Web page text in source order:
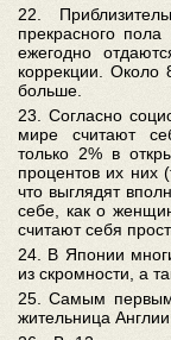
22.
прекрасного
ежегодно
коррекции. Около
больше.
23. Согласно
мире считают
только 2% в
процентов их них
что выглядят
себе, как о
считают себя
24. В Японии
из скромности, а
25. Самым
жительница